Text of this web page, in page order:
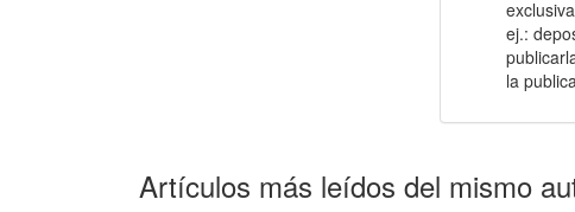
ej.:
la
Artículos más leídos del mismo